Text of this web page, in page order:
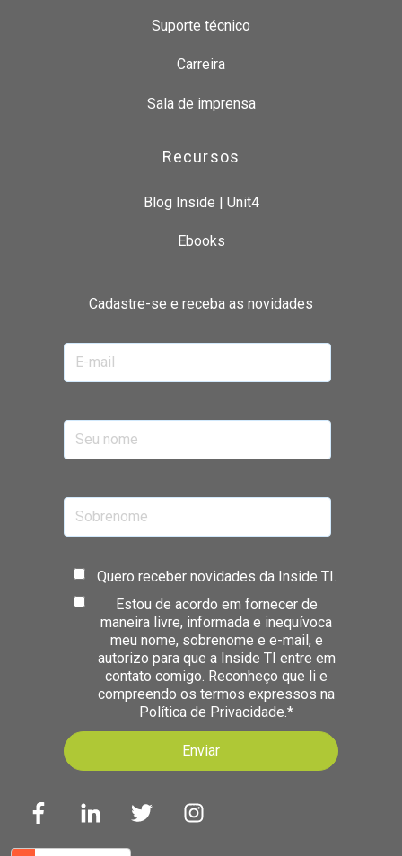
Suporte técnico
Carreira
Sala de imprensa
Recursos
Blog Inside | Unit4
Ebooks
Cadastre-se e receba as novidades
Quero receber novidades da Inside TI.
Estou de acordo em fornecer de
maneira livre, informada e inequívoca
meu nome, sobrenome e e-mail, e
autorizo para que a Inside TI entre em
contato comigo. Reconheço que li e
compreendo os termos expressos na
Política de Privacidade.*